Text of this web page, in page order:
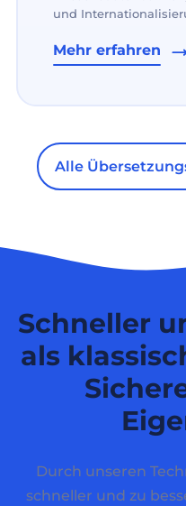
und
Mehr erfahren
Alle
Schneller
als
Durch unseren
schneller und zu